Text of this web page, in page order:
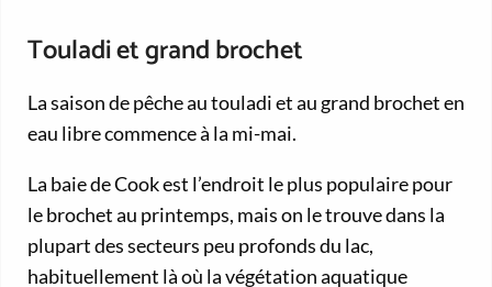
Touladi et grand brochet
La saison de pêche au touladi et au grand brochet en
eau libre commence à la mi-mai.
La baie de Cook est l’endroit le plus populaire pour
le brochet au printemps, mais on le trouve dans la
plupart des secteurs peu profonds du lac,
habituellement là où la végétation aquatique